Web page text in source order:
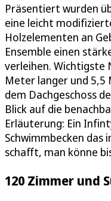
Präsentiert wurden
eine leicht
Holzelementen an
Ensemble einen
verleihen. Wichtigste
Meter langer und
dem Dachgeschoss
Blick auf die
Erläuterung: Ein
Schwimmbecken das
schafft, man könne
120 Zimmer und